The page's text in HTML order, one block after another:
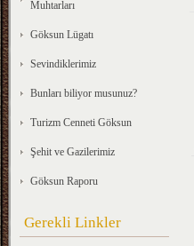
Muhtarları
Göksun Lügatı
Sevindiklerimiz
Bunları biliyor musunuz?
Turizm Cenneti Göksun
Şehit ve Gazilerimiz
Göksun Raporu
Gerekli Linkler